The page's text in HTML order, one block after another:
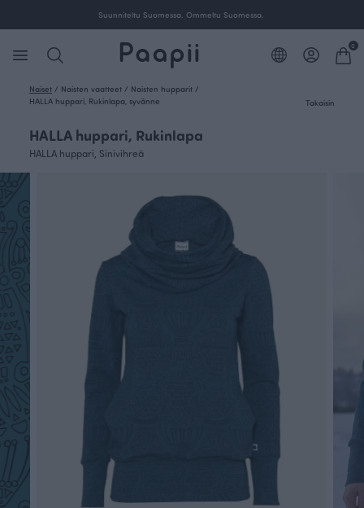
Ilmainen toimitus yli 100 € tilauksille Suomessa.
0
Naiset / Naisten vaatteet / Naisten hupparit /
HALLA huppari, Rukinlapa, syvänne
Takaisin
HALLA huppari, Rukinlapa
HALLA huppari, Sinivihreä